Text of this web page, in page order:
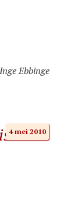
Inge Ebbinge
4 mei 2010